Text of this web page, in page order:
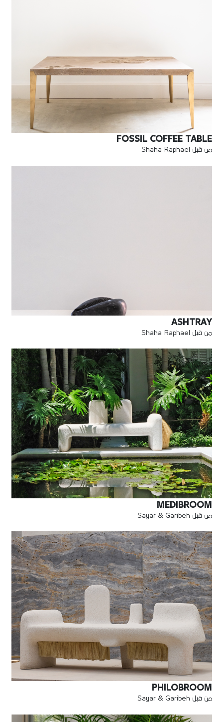
FOSSIL COFFEE TABLE
من قبل Shaha Raphael
ASHTRAY
من قبل Shaha Raphael
MEDIBROOM
من قبل Sayar & Garibeh
PHILOBROOM
من قبل Sayar & Garibeh